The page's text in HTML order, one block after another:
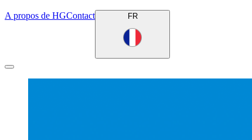
A propos de HGContact FR